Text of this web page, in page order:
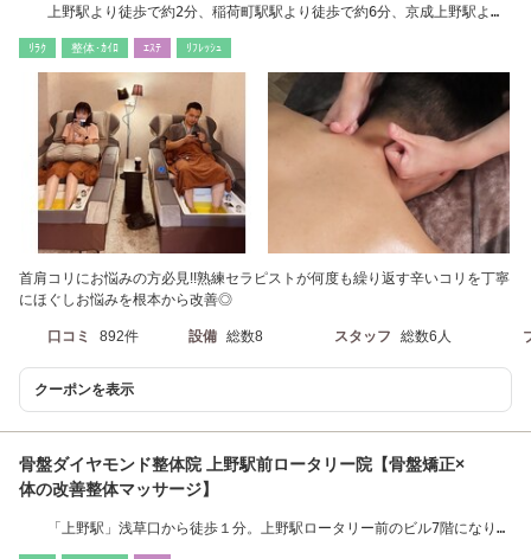
上野駅より徒歩で約2分、稲荷町駅駅より徒歩で約6分、京成上野駅より
ﾘﾗｸ 整体･ｶｲﾛ ｴｽﾃ ﾘﾌﾚｯｼｭ
首肩コリにお悩みの方必見!!熟練セラピストが何度も繰り返す辛いコリを丁寧
にほぐしお悩みを根本から改善◎
口コミ 892件 設備 総数8 スタッフ 総数6人
クーポンを表示
骨盤ダイヤモンド整体院 上野駅前ロータリー院【骨盤矯正×
体の改善整体マッサージ】
「上野駅」浅草口から徒歩１分。上野駅ロータリー前のビル7階になりま